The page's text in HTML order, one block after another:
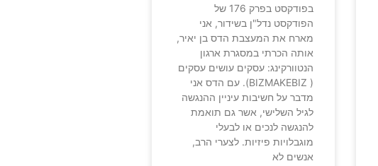
בפודקסט בפרק 176 של
הפודקסט נדל"ן בשידור, אני
מארח את המעצבת הדס בן יאיר,
אותה הכרתי במסגרת ארגון
הנטוורקינג: עסקים עושים עסקים
( BIZMAKEBIZ). עם הדס אני
מדבר על חשיבות עיניין ההנגשה
לגיל השלישי, אשר גם תואמת
להנגשה לנכים או לבעלי
מוגבלויות פיזיות. לצערי הרב,
אנשים לא